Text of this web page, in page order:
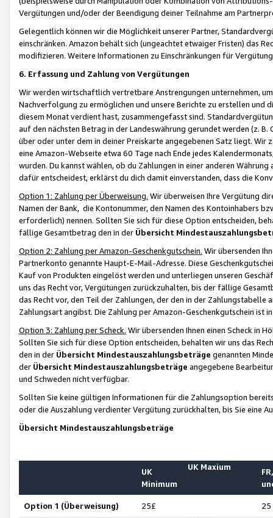
Vergütungen und/oder der Beendigung deiner Teilnahme am
Gelegentlich können wir die Möglichkeit unserer Partner,
einschränken. Amazon behält sich (ungeachtet etwaiger Fristen) das
modifizieren. Weitere Informationen zu Einschränkungen für
6. Erfassung und Zahlung von Vergütungen
Wir werden wirtschaftlich vertretbare Anstrengungen unternehmen,
Nachverfolgung zu ermöglichen und unsere Berichte zu erstellen und
diesem Monat verdient hast, zusammengefasst sind.
auf den nächsten Betrag in der Landeswährung gerundet werden (z.
über oder unter dem in deiner Preiskarte angegebenen Satz liegt.
eine Amazon-Webseite etwa 60 Tage nach Ende jedes
wurden. Du kannst wählen, ob du Zahlungen in einer anderen
dafür entscheidest, erklärst du dich damit einverstanden, dass die
Option 1: Zahlung per Überweisung. Wir überweisen Ihre Vergütung
Namen der Bank, die Kontonummer, den Namen des Kontoinhabers
erforderlich) nennen. Sollten Sie sich für diese Option entscheiden,
fällige Gesamtbetrag den in der Übersicht
Option 2: Zahlung per Amazon-Geschenkgutschein. Wir übersenden
Partnerkonto genannte Haupt-E-Mail-Adresse. Diese
Kauf von Produkten eingelöst werden und unterliegen unseren
uns das Recht vor, Vergütungen zurückzuhalten, bis der fällige
das Recht vor, den Teil der Zahlungen, der den in der
Zahlungsart angibst. Die Zahlung per Amazon-Geschenkgutschein ist
Option 3: Zahlung per Scheck. Wir übersenden Ihnen einen Scheck in
Sollten Sie sich für diese Option entscheiden, behalten wir uns das
den in der Übersicht Mindestauszahlungsbeträge genannten
der Übersicht Mindestauszahlungsbeträge angegebene
und Schweden nicht verfügbar.
Sollten Sie keine gültigen Informationen für die Zahlungsoption
oder die Auszahlung verdienter Vergütung zurückhalten, bis Sie
Übersicht Mindestauszahlungsbeträge
UK
Minimum
UK Maxium
Option 1 (Überweisung) 25£ 25